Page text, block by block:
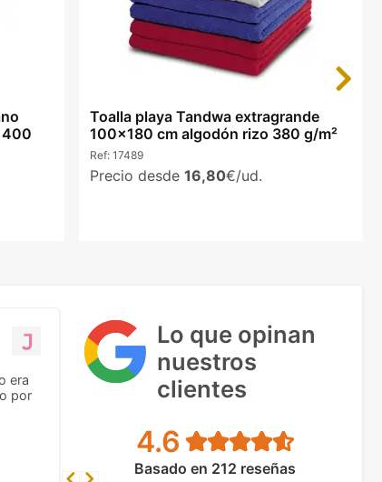
400
Toalla playa Tandwa extragrande
100x180 cm algodón rizo 380 g/m²
Ref: 17489
Precio desde 16,80€/ud.
Next
Lo que opinan
nuestros
clientes
4.6
Basado en 212 reseñas
era
por